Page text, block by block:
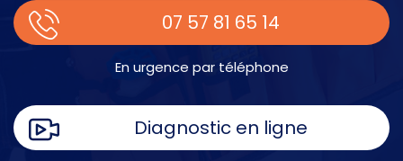
place.
07 57 81 65 14
En urgence par téléphone
Diagnostic en ligne